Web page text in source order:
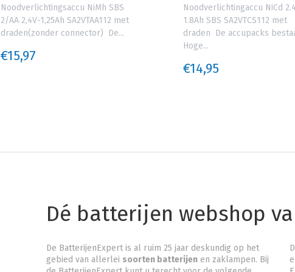
€15,97
Noodverlichtingsaccu NiMh SBS
2/AA 2,4V-1,25Ah SA2VTAA112 met
draden(zonder connector) De...
€14,95
Noodverlichtingaccu NiCd
1.8Ah SBS SA2VTCS112 met
draden De accupacks
Hoge...
Dé batterijen webshop
De BatterijenExpert is al ruim 25 jaar deskundig op het
gebied van allerlei soorten batterijenen zaklampen. Bij